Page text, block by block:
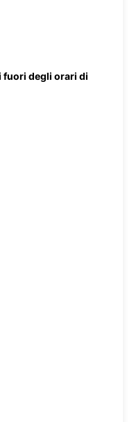
fuori degli orari di